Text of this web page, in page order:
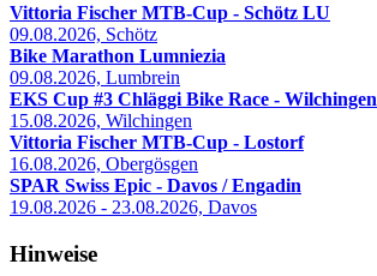
Vittoria Fischer MTB-Cup - Schötz LU
09.08.2026, Schötz
Bike Marathon Lumniezia
09.08.2026, Lumbrein
EKS Cup #3 Chläggi Bike Race - Wilchingen
15.08.2026, Wilchingen
Vittoria Fischer MTB-Cup - Lostorf
16.08.2026, Obergösgen
SPAR Swiss Epic - Davos / Engadin
19.08.2026 - 23.08.2026, Davos
Hinweise